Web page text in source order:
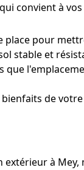
convient à
pour
stable et
que
de
à